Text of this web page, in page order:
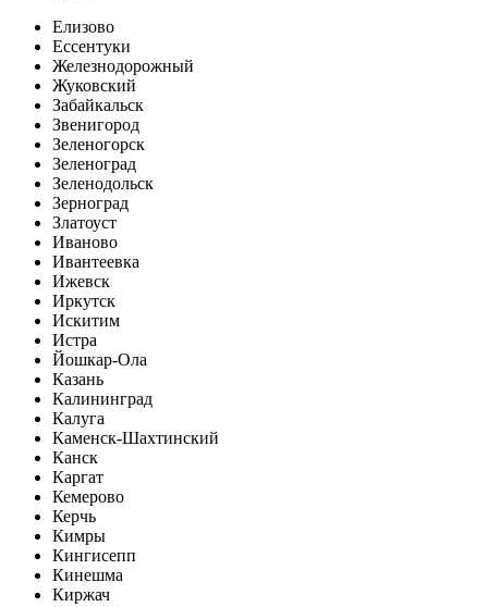
Елизово
Ессентуки
Железнодорожный
Жуковский
Забайкальск
Звенигород
Зеленогорск
Зеленоград
Зеленодольск
Зерноград
Златоуст
Иваново
Ивантеевка
Ижевск
Иркутск
Искитим
Истра
Йошкар-Ола
Казань
Калининград
Калуга
Каменск-Шахтинский
Канск
Каргат
Кемерово
Керчь
Кимры
Кингисепп
Кинешма
Киржач